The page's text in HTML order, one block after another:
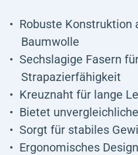
Robuste
Baumwolle
Sechslagige Fasern
Strapazierfähigkeit
Kreuznaht für lange
Bietet
Sorgt für stabiles
Ergonomisches